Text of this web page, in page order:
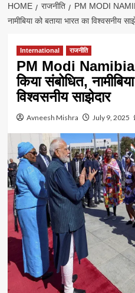
HOME राजनीति
PM MODI
नामीबिया को बताया भारत का विश्वसनीय
International राजनीति
PM Modi
किया संबोधित,
विश्वसनीय साझेदार
Avneesh Mishra July 9, 2025